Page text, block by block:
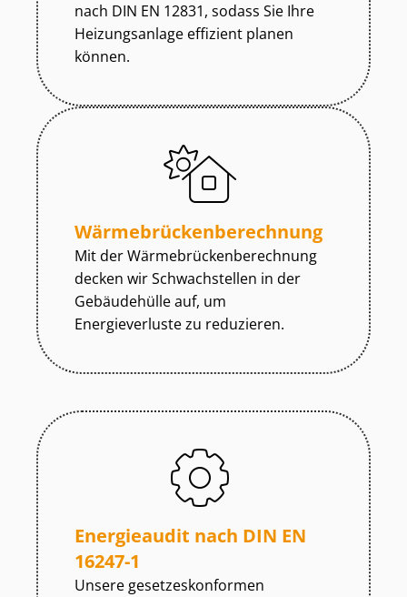
nach DIN EN 12831, sodass Sie Ihre
Heizungsanlage effizient planen
können.
Wär­me­brü­cken­be­rech­nung
Mit der Wär­me­brü­cken­be­rech­nung
decken wir Schwachstellen in der
Gebäudehülle auf, um
Energieverluste zu reduzieren.
Energieaudit nach DIN EN
16247-1
Unsere ge­set­zes­kon­for­men